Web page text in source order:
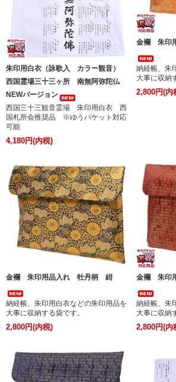
朱印用白衣（詠歌入 カラー観音）
西国霊場三十三ヶ所 南無阿弥陀仏
NEWバージョン
西国三十三観音霊場 朱印用白衣 西
国札所会推奨品 ※ゆうパケット対応
可能
4,180円(内税)
金襴 朱印
納経帳、朱
大事に収納
2,800円(内
金襴 朱印用品入れ 牡丹柄 紺
納経帳、朱印用白衣などの朱印用品を
大事に収納する袋です。
2,800円(内税)
金襴 朱印
納経帳、朱
大事に収納
2,800円(内